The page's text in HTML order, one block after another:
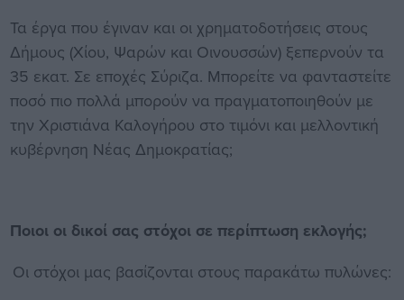
Τα έργα που έγιναν και οι χρηματοδοτήσεις στους
Δήμους (Χίου, Ψαρών και Οινουσσών) ξεπερνούν τα
35 εκατ. Σε εποχές Σύριζα. Μπορείτε να φανταστείτε
ποσό πιο πολλά μπορούν να πραγματοποιηθούν με
την Χριστιάνα Καλογήρου στο τιμόνι και μελλοντική
κυβέρνηση Νέας Δημοκρατίας;
Ποιοι οι δικοί σας στόχοι σε περίπτωση εκλογής;
Οι στόχοι μας βασίζονται στους παρακάτω πυλώνες: